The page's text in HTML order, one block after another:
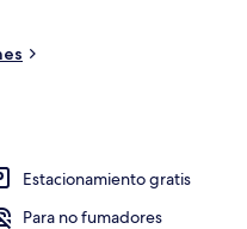
Estacionamiento gratis
Para no fumadores